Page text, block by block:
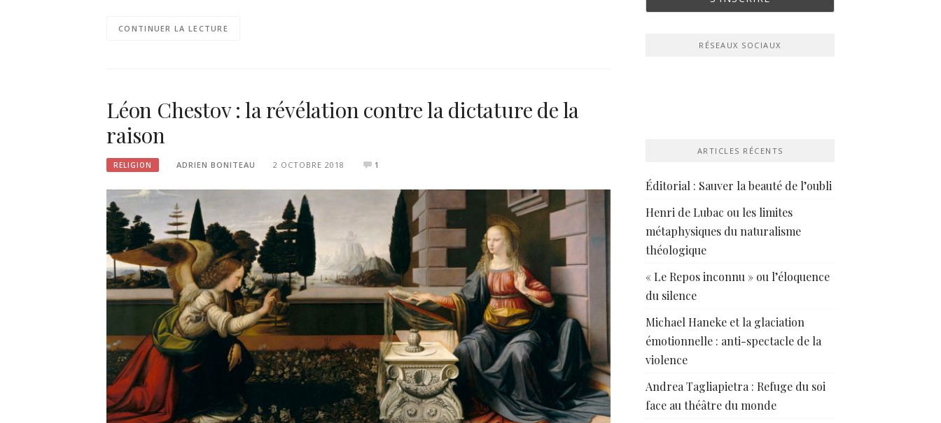
CONTINUER LA LECTURE
Léon Chestov : la révélation contre la dictature de la
raison
RELIGION ADRIEN BONITEAU 2 OCTOBRE 2018 1
RÉSEAUX SOCIAUX
ARTICLES RÉCENTS
Éditorial : Sauver la beauté de l’oubli
Henri de Lubac ou les limites
métaphysiques du naturalisme
théologique
« Le Repos inconnu » ou l’éloquence
du silence
Michael Haneke et la glaciation
émotionnelle : anti-spectacle de la
violence
Andrea Tagliapietra : Refuge du soi
face au théâtre du monde